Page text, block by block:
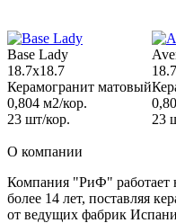
Base Lady
18.7x18.7
Керамогранит матовый
0,804 м2/кор.
23 шт/кор.
23
О компании
Компания "РиФ" работает
более 14 лет, поставляя
от ведущих фабрик